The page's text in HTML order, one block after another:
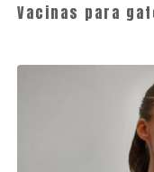
Vacinas para